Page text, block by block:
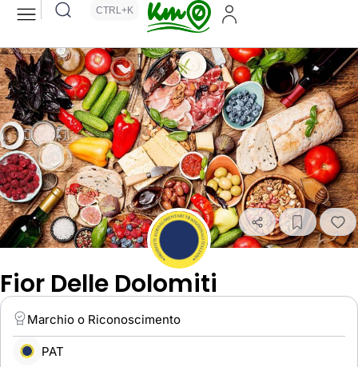
CTRL+K
Fior Delle Dolomiti
Marchio o Riconoscimento
PAT